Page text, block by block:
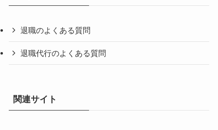
退職のよくある質問
退職代行のよくある質問
関連サイト